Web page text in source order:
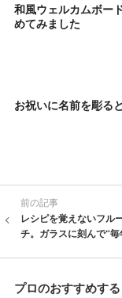
和風ウェルカムボー
めてみました
お祝いに名前を彫る
前の記事
レシピを覚えないフル
チ。ガラスに刻んで“
プロのおすすめす